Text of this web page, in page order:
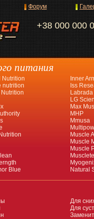
+38 000 000
Форум
питания
Nutrition
nutrition
Blue
Inner
Iss
Labrada
LG
Max
MHP
Mmusa
Muscle
Muscle
Muscle
Natural
Для
Для